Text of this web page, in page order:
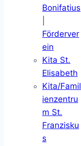
Bonifatius
Förderver
ein
Kita St.
Elisabeth
Kita/Famil
ienzentru
m St.
Franzisku
s